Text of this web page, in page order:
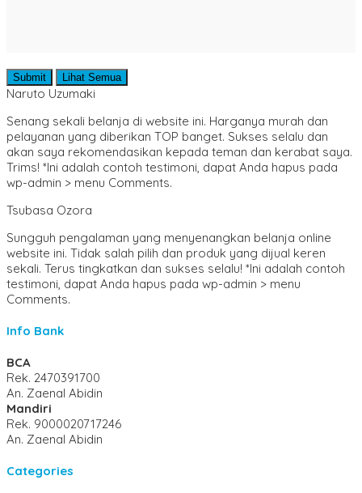
Submit Lihat Semua
Naruto Uzumaki
Senang sekali belanja di website ini. Harganya murah dan
pelayanan yang diberikan TOP banget. Sukses selalu dan
akan saya rekomendasikan kepada teman dan kerabat saya.
Trims! *Ini adalah contoh testimoni, dapat Anda hapus pada
wp-admin > menu Comments.
Tsubasa Ozora
Sungguh pengalaman yang menyenangkan belanja online
website ini. Tidak salah pilih dan produk yang dijual keren
sekali. Terus tingkatkan dan sukses selalu! *Ini adalah contoh
testimoni, dapat Anda hapus pada wp-admin > menu
Comments.
Info Bank
BCA
Rek. 2470391700
An. Zaenal Abidin
Mandiri
Rek. 9000020717246
An. Zaenal Abidin
Categories